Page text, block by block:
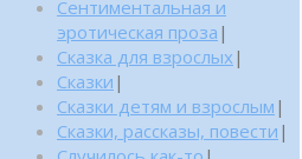
Сентиментальная и
эротическая проза |
Сказка для взрослых |
Сказки |
Сказки детям и взрослым |
Сказки, рассказы, повести |